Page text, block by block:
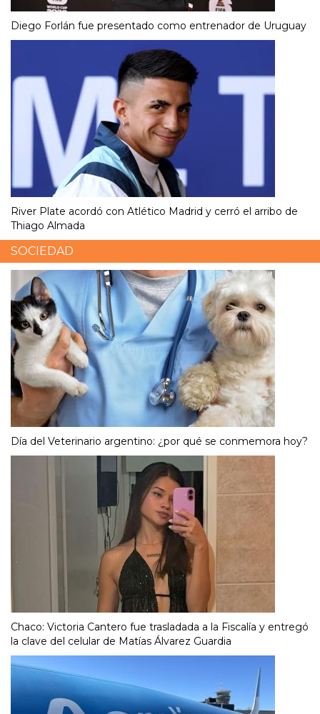
Diego Forlán fue presentado como entrenador de Uruguay
River Plate acordó con Atlético Madrid y cerró el arribo de
Thiago Almada
SOCIEDAD
Día del Veterinario argentino: ¿por qué se conmemora hoy?
Chaco: Victoria Cantero fue trasladada a la Fiscalía y entregó
la clave del celular de Matías Álvarez Guardia